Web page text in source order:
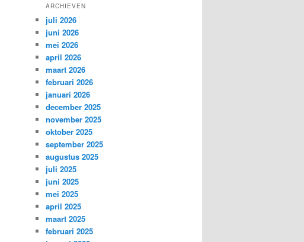
ARCHIEVEN
juli 2026
juni 2026
mei 2026
april 2026
maart 2026
februari 2026
januari 2026
december 2025
november 2025
oktober 2025
september 2025
augustus 2025
juli 2025
juni 2025
mei 2025
april 2025
maart 2025
februari 2025